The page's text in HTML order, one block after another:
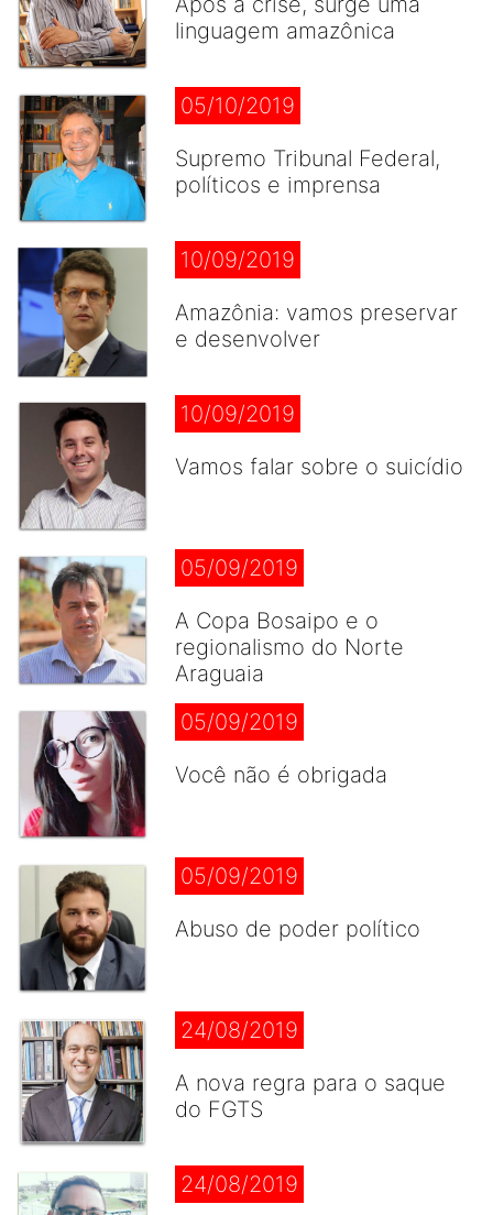
linguagem amazônica
05/10/2019
Supremo Tribunal Federal,
políticos e imprensa
10/09/2019
Amazônia: vamos preservar
e desenvolver
10/09/2019
Vamos falar sobre o suicídio
05/09/2019
A Copa Bosaipo e o
regionalismo do Norte
Araguaia
05/09/2019
Você não é obrigada
05/09/2019
Abuso de poder político
24/08/2019
A nova regra para o saque
do FGTS
24/08/2019